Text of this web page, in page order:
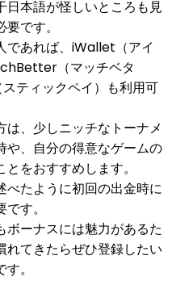
日本語が怪しいところも見
です。
であれば、iWallet（アイ
（マッチベタ
ティックペイ）も利用可
は、少しニッチなトーナメ
や、自分の得意なゲームの
をおすすめします。
べたように初回の出金時に
す。
ボーナスには魅力があるた
れてきたらぜひ登録したい
。